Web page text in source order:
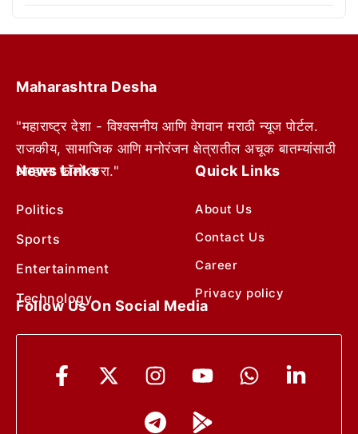
Maharashtra Desha
"महाराष्ट्र देशा - विश्वसनीय आणि वेगवान मराठी न्यूज पोर्टल.
राजकीय, सामाजिक आणि मनोरंजन क्षेत्रातील अचूक बातम्यांसाठी
आम्हाला फॉलो करा."
News Links
Politics
Sports
Entertainment
Technology
Quick Links
About Us
Contact Us
Career
Privacy policy
Follow Us On Social Media